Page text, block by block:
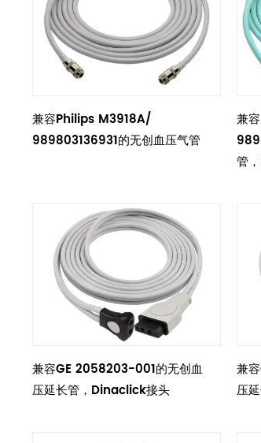
兼容Philips M3918A/
989803136931的无创血压气管
兼
管
兼容GE 2058203-001的无创血
压延长管，Dinaclick接头
兼
压